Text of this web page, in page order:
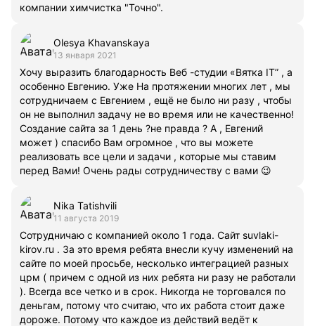
компании химчистка "Точно".
Olesya Khavanskaya
13 января 2021
Хочу выразить благодарность Веб -студии «Вятка IT” , а
особенно Евгению. Уже На протяжении многих лет , мы
сотрудничаем с Евгением , ещё не было ни разу , чтобы
он не выполнил задачу не во время или не качественно!
Создание сайта за 1 день ?не правда ? А , Евгений
может ) спасибо Вам огромное , что вы можете
реализовать все цели и задачи , которые мы ставим
перед Вами! Очень рады сотрудничеству с вами 😉
Nika Tatishvili
11 августа 2019
Сотрудничаю с компанией около 1 года. Сайт suvlaki-
kirov.ru . За это время ребята внесли кучу изменений на
сайте по моей просьбе, несколько интеграцией разных
црм ( причем с одной из них ребята ни разу не работали
). Всегда все четко и в срок. Никогда не торговался по
деньгам, потому что считаю, что их работа стоит даже
дороже. Потому что каждое из действий ведёт к